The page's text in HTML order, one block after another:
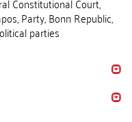
Party, Bonn Republic,
parties